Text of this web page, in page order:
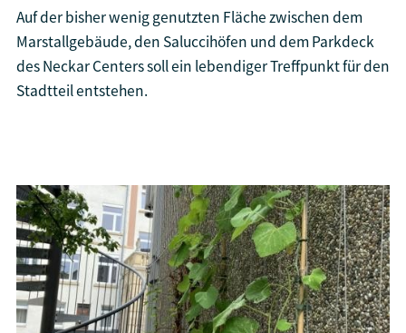
Auf der bisher wenig genutzten Fläche zwischen dem
Marstallgebäude, den Saluccihöfen und dem Parkdeck
des Neckar Centers soll ein lebendiger Treffpunkt für den
Stadtteil entstehen.